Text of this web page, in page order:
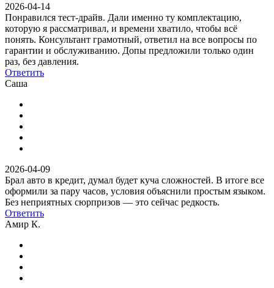
2026-04-14
Понравился тест-драйв. Дали именно ту комплектацию,
которую я рассматривал, и времени хватило, чтобы всё
понять. Консультант грамотный, ответил на все вопросы по
гарантии и обслуживанию. Допы предложили только один
раз, без давления.
Ответить
Саша
2026-04-09
Брал авто в кредит, думал будет куча сложностей. В итоге все
оформили за пару часов, условия объяснили простым языком.
Без неприятных сюрпризов — это сейчас редкость.
Ответить
Амир К.